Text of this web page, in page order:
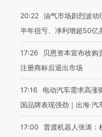
20:22 油气市场剧烈波动
半年扭亏、净利增超50亿
17:26
贝恩资本宣布收购
注册商标后退出市场
17:16
电动汽车需求高涨
国品牌表现强劲｜出海·汽
17:00
普渡机器人张涛：